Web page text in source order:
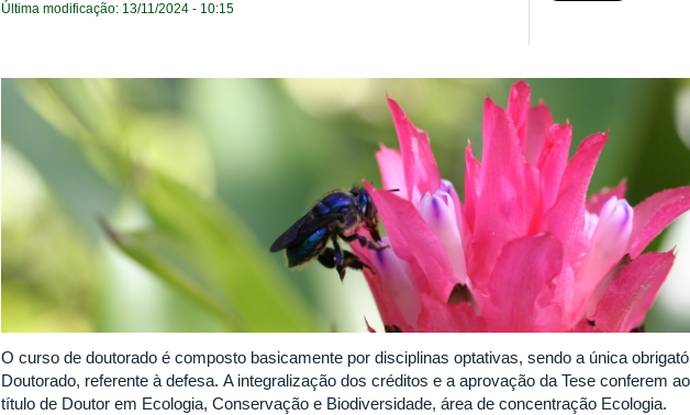
Última modificação: 13/11/2024 - 10:15
O curso de doutorado é composto basicamente por disciplinas optativas, sendo a única
Doutorado, referente à defesa. A integralização dos créditos e a aprovação da Tese conferem
título de Doutor em Ecologia, Conservação e Biodiversidade, área de concentração Ecologia.